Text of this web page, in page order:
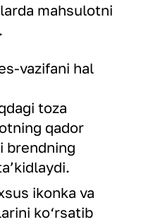
mahsulotni
vazifani hal
toza
qador
brendning
ikonka va
ko‘rsatib